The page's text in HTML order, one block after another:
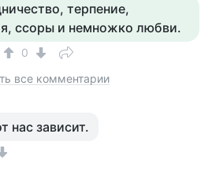
терпение,
ссоры и немножко любви.
0
все комментарии
нас зависит.